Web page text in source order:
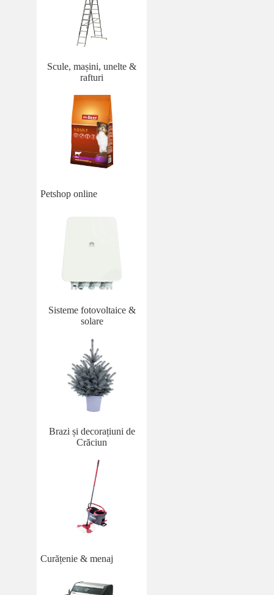
Scule, mașini, unelte &
rafturi
Petshop online
Sisteme fotovoltaice &
solare
Brazi și decorațiuni de
Crăciun
Curățenie & menaj